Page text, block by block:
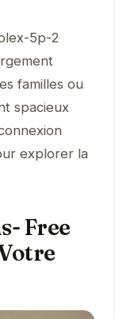
5p-2
familles ou
spacieux
explorer la
Free